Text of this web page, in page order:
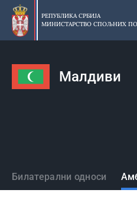
Прескочи
главни
део
РЕПУБЛИКА СРБИЈА
МИНИСТАРСТВО СПОЉНИХ
Малдиви
Државе
Билатерални односи